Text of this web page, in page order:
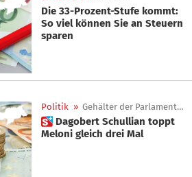
Die 33-Prozent-Stufe kommt:
So viel können Sie an Steuern
sparen
Politik » Gehälter der Parlamentarier
 Dagobert Schullian toppt
Meloni gleich drei Mal